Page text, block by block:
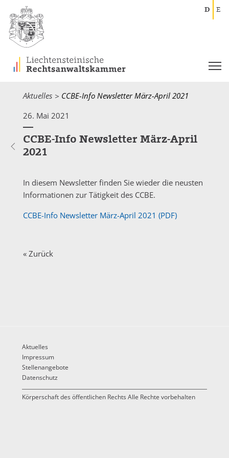
D E
Aktuelles Current:
CCBE-Info Newsletter März-April 2021
26. Mai 2021
CCBE-Info Newsletter März-April
2021
In diesem Newsletter finden Sie wieder die neusten
Informationen zur Tätigkeit des CCBE.
CCBE-Info Newsletter März-April 2021 (PDF)
« Zurück
Aktuelles
Impressum
Stellenangebote
Datenschutz
Körperschaft des öffentlichen Rechts Alle Rechte vorbehalten